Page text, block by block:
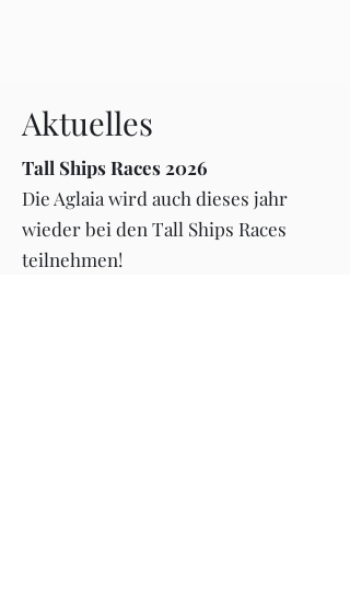
Aktuelles
Tall Ships Races 2026
Die Aglaia wird auch dieses jahr
wieder bei den Tall Ships Races
teilnehmen!